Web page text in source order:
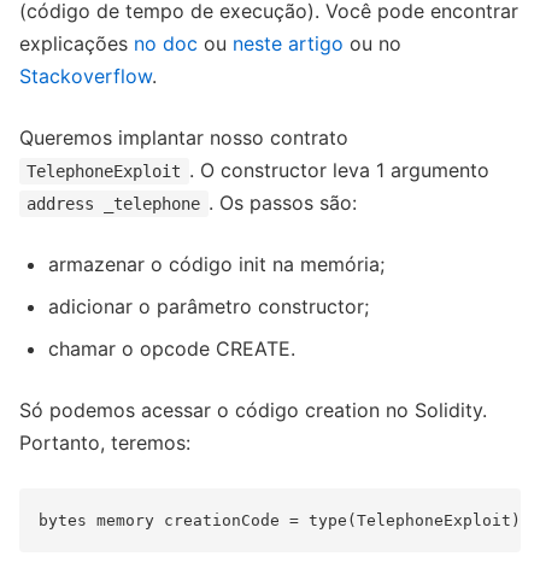
(código de tempo de execução). Você pode encontrar
explicações no doc ou neste artigo ou no
Stackoverflow.
Queremos implantar nosso contrato
TelephoneExploit . O constructor leva 1 argumento
address _telephone . Os passos são:
armazenar o código init na memória;
adicionar o parâmetro constructor;
chamar o opcode CREATE.
Só podemos acessar o código creation no Solidity.
Portanto, teremos: